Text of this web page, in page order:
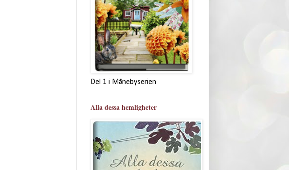
Del 1 i Månebyserien
Alla dessa hemligheter